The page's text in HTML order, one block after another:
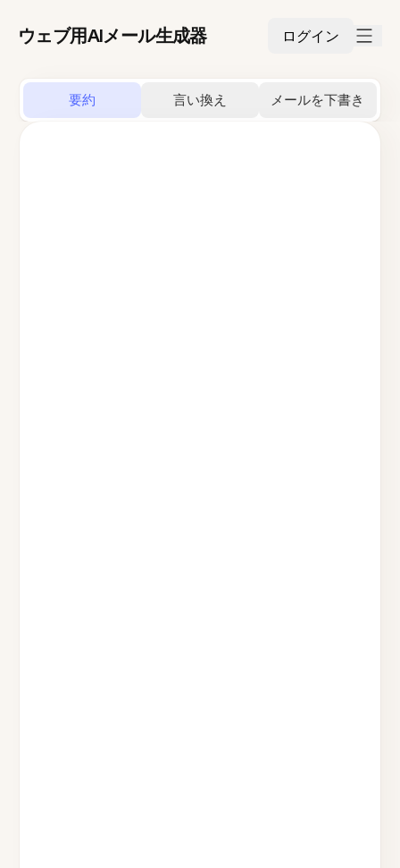
ウェブ用AIメール生成器 ログイン
要約 言い換え メールを下書き